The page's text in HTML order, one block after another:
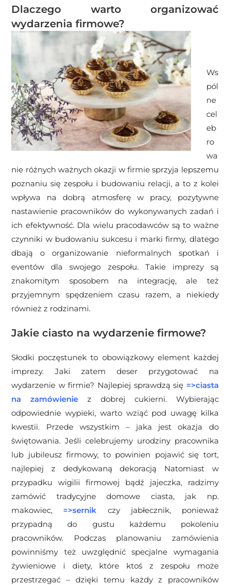
Dlaczego warto organizować
wydarzenia firmowe?
Ws
pól
ne
cel
eb
ro
wa
nie różnych ważnych okazji w firmie sprzyja lepszemu
poznaniu się zespołu i budowaniu relacji, a to z kolei
wpływa na dobrą atmosferę w pracy, pozytywne
nastawienie pracowników do wykonywanych zadań i
ich efektywność. Dla wielu pracodawców są to ważne
czynniki w budowaniu sukcesu i marki firmy, dlatego
dbają o organizowanie nieformalnych spotkań i
eventów dla swojego zespołu. Takie imprezy są
znakomitym sposobem na integrację, ale też
przyjemnym spędzeniem czasu razem, a niekiedy
również z rodzinami.
Jakie ciasto na wydarzenie firmowe?
Słodki poczęstunek to obowiązkowy element każdej
imprezy. Jaki zatem deser przygotować na
wydarzenie w firmie? Najlepiej sprawdzą się =>ciasta
na zamówienie z dobrej cukierni. Wybierając
odpowiednie wypieki, warto wziąć pod uwagę kilka
kwestii. Przede wszystkim – jaka jest okazja do
świętowania. Jeśli celebrujemy urodziny pracownika
lub jubileusz firmowy, to powinien pojawić się tort,
najlepiej z dedykowaną dekoracją Natomiast w
przypadku wigilii firmowej bądź jajeczka, radzimy
zamówić tradycyjne domowe ciasta, jak np.
makowiec, =>sernik czy jabłecznik, ponieważ
przypadną do gustu każdemu pokoleniu
pracowników. Podczas planowaniu zamówienia
powinniśmy też uwzględnić specjalne wymagania
żywieniowe i diety, które ktoś z zespołu może
przestrzegać – dzięki temu każdy z pracowników